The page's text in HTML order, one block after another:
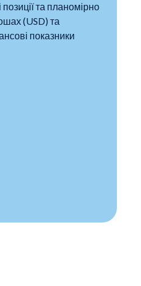
позиції та планомірно
(USD) та
показники